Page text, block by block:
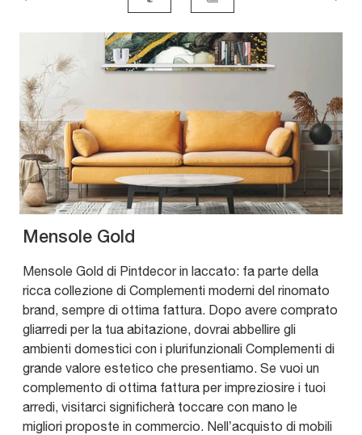
Mensole Gold
Mensole Gold di Pintdecor in laccato: fa parte della
ricca collezione di Complementi moderni del rinomato
brand, sempre di ottima fattura. Dopo avere comprato
gliarredi per la tua abitazione, dovrai abbellire gli
ambienti domestici con i plurifunzionali Complementi di
grande valore estetico che presentiamo. Se vuoi un
complemento di ottima fattura per impreziosire i tuoi
arredi, visitarci significherà toccare con mano le
migliori proposte in commercio. Nell’acquisto di mobili